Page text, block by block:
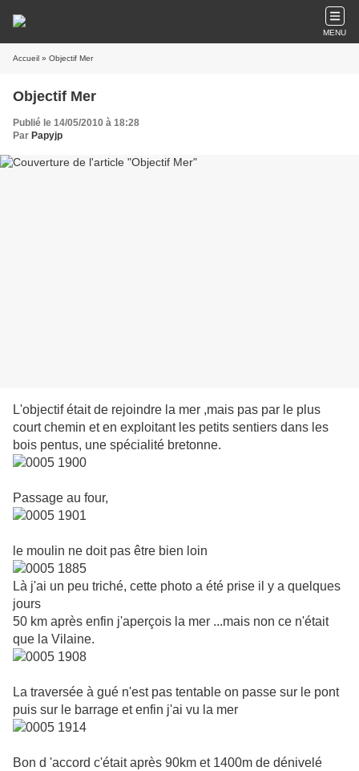
MENU
Accueil » Objectif Mer
Objectif Mer
Publié le 14/05/2010 à 18:28
Par Papyjp
L'objectif était de rejoindre la mer ,mais pas par le plus
court chemin et en exploitant les petits sentiers dans les
bois pentus, une spécialité bretonne.
Passage au four,
le moulin ne doit pas être bien loin
Là j'ai un peu triché, cette photo a été prise il y a quelques
jours
50 km après enfin j'aperçois la mer ...mais non ce n'était
que la Vilaine.
La traversée à gué n'est pas tentable on passe sur le pont
puis sur le barrage et enfin j'ai vu la mer
Bon d 'accord c'était après 90km et 1400m de dénivelé